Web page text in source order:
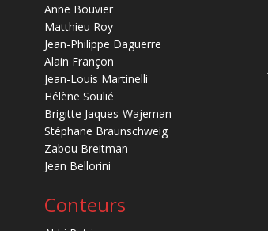
Anne Bouvier
Matthieu Roy
Jean-Philippe Daguerre
Alain Françon
Jean-Louis Martinelli
Hélène Soulié
Brigitte Jaques-Wajeman
Stéphane Braunschweig
Zabou Breitman
Jean Bellorini
Conteurs